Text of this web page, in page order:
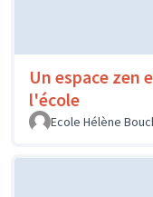
Un espace zen
l'école
Ecole Hélène